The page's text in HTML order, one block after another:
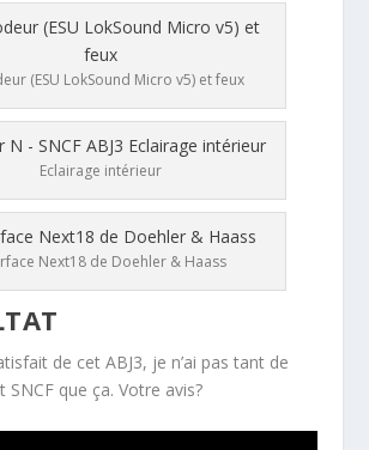
(ESU LokSound Micro v5) et feux
Eclairage intérieur
Next18 de Doehler & Haass
de cet ABJ3, je n’ai pas tant de
que ça. Votre avis?